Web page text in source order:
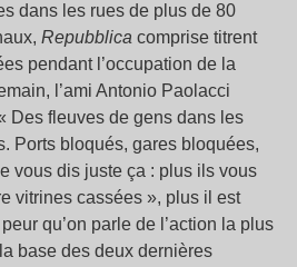
dans les rues de plus de 80
Repubblica comprise titrent
pendant l’occupation de la
l’ami Antonio Paolacci
Des fleuves de gens dans les
Ports bloqués, gares bloquées,
vous dis juste ça : plus ils vous
vitrines cassées », plus il est
qu’on parle de l’action la plus
base des deux dernières